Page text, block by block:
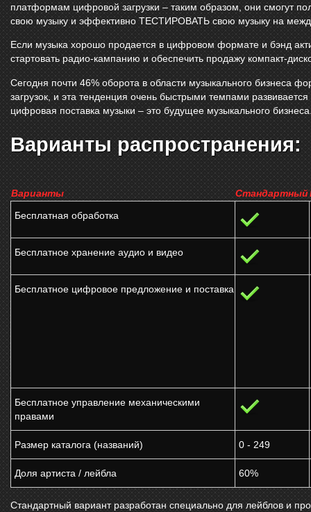
платформам цифровой загрузки – таким образом, они смогут
свою музыку и эффективно ТЕСТИРОВАТЬ свою музыку на
Если музыка хорошо продается в цифровом формате и бэнд
стартовать радио-кампанию и обеспечить продажу компакт-
Сегодня почти 46% оборота в области музыкального бизнеса
загрузок, и эта тенденция очень быстрыми темпами
цифровая поставка музыки – это будущее музыкального
Варианты распространения:
Варианты Стандартный
Бесплатная обработка
Бесплатное хранение аудио и видео
Бесплатное цифровое предложение и поставка
Бесплатное управление механическими
правами
Размер каталога (названий) 0 - 249
Доля артиста / лейбла 60%
Стандартный вариант разработан специально для лейблов и